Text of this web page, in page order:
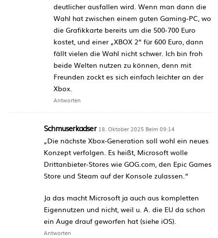
deutlicher ausfallen wird. Wenn man dann die
Wahl hat zwischen einem guten Gaming-PC, wo
die Grafikkarte bereits um die 500-700 Euro
kostet, und einer „XBOX 2“ für 600 Euro, dann
fällt vielen die Wahl nicht schwer. Ich bin froh
beide Welten nutzen zu können, denn mit
Freunden zockt es sich einfach leichter an der
Xbox.
Antworten
Schmuserkadser 18. Oktober 2025 Beim 09:14
„Die nächste Xbox-Generation soll wohl ein neues
Konzept verfolgen. Es heißt, Microsoft wolle
Drittanbieter-Stores wie GOG.com, den Epic Games
Store und Steam auf der Konsole zulassen.“
Ja das macht Microsoft ja auch aus kompletten
Eigennutzen und nicht, weil u. A. die EU da schon
ein Auge drauf geworfen hat (siehe iOS).
Antworten